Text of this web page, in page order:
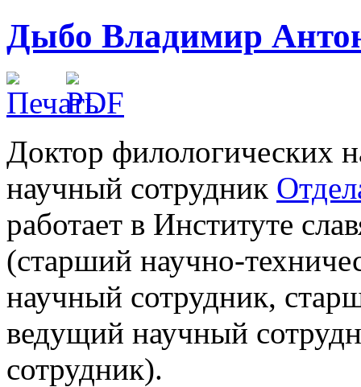
Дыбо Владимир
Доктор филологических
научный сотрудник
работает в Институте
(старший научно-
научный сотрудник,
ведущий научный
сотрудник).